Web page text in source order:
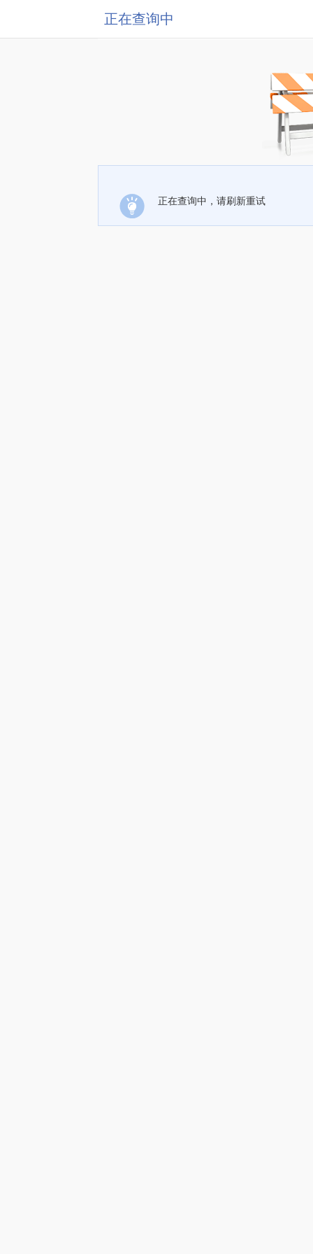
正在查询中
正在查询中，请刷新重试